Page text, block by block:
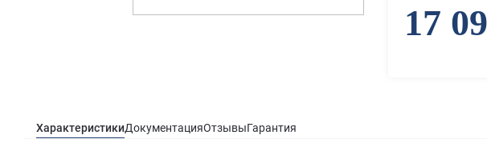
17
ХарактеристикиДокументацияОтзывыГарантия